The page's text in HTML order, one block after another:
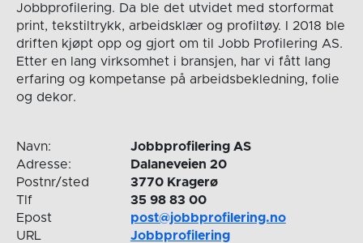
Jobbprofilering. Da ble det utvidet med storformat
print, tekstiltrykk, arbeidsklær og profiltøy. I 2018 ble
driften kjøpt opp og gjort om til Jobb Profilering AS.
Etter en lang virksomhet i bransjen, har vi fått lang
erfaring og kompetanse på arbeidsbekledning, folie
og dekor.
Navn:
Jobbprofilering AS
Adresse:
Dalaneveien 20
Postnr/sted
3770 Kragerø
Tlf
35 98 83 00
Epost
post@jobbprofilering.no
URL
Jobbprofilering